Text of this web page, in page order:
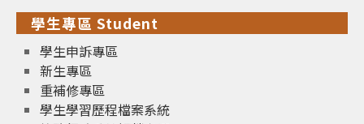
學生專區 Student
學生申訴專區
新生專區
重補修專區
學生學習歷程檔案系統